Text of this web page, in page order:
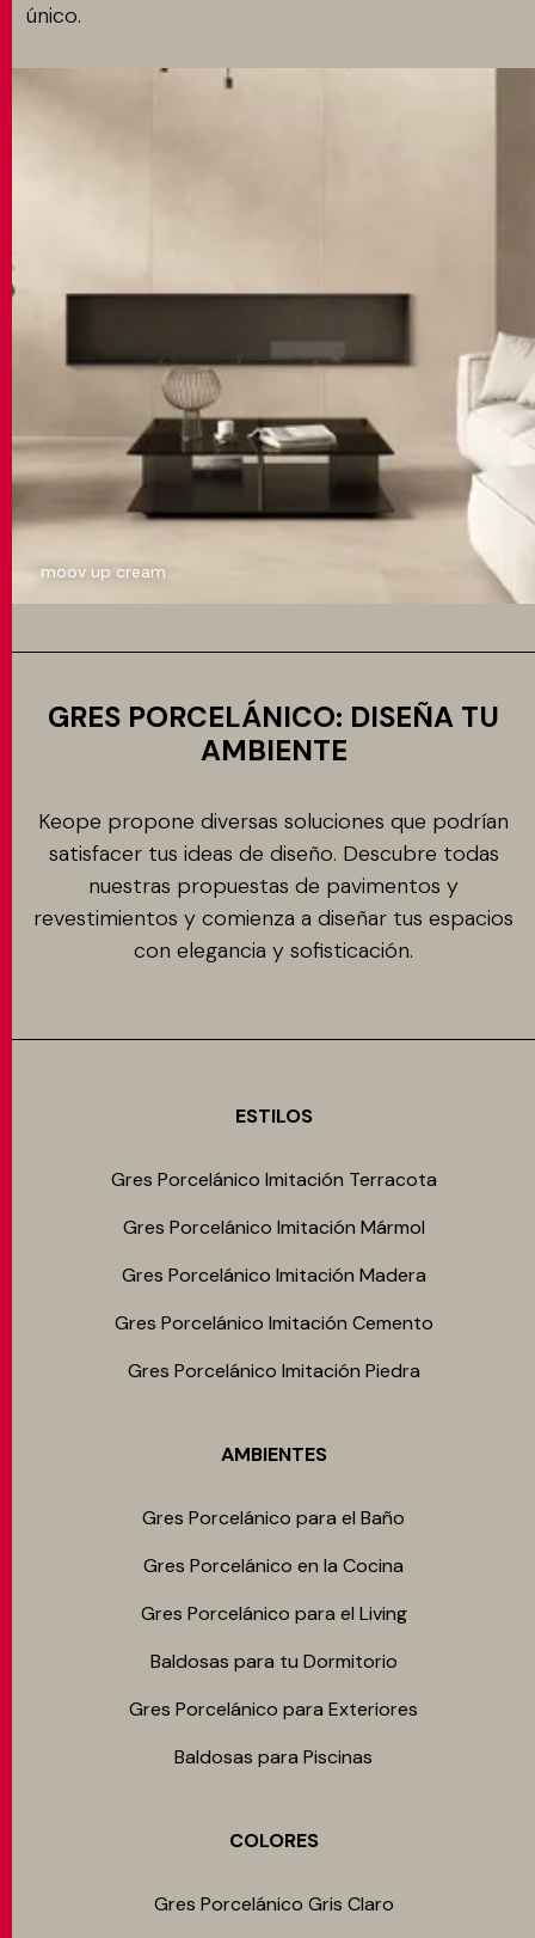
moov up cream
único.
GRES PORCELÁNICO: DISEÑA TU
AMBIENTE
Keope propone diversas soluciones que podrían
satisfacer tus ideas de diseño. Descubre todas
nuestras propuestas de pavimentos y
revestimientos y comienza a diseñar tus espacios
con elegancia y sofisticación.
ESTILOS
Gres Porcelánico Imitación Terracota
Gres Porcelánico Imitación Mármol
Gres Porcelánico Imitación Madera
Gres Porcelánico Imitación Cemento
Gres Porcelánico Imitación Piedra
AMBIENTES
Gres Porcelánico para el Baño
Gres Porcelánico en la Cocina
Gres Porcelánico para el Living
Baldosas para tu Dormitorio
Gres Porcelánico para Exteriores
Baldosas para Piscinas
COLORES
Gres Porcelánico Gris Claro